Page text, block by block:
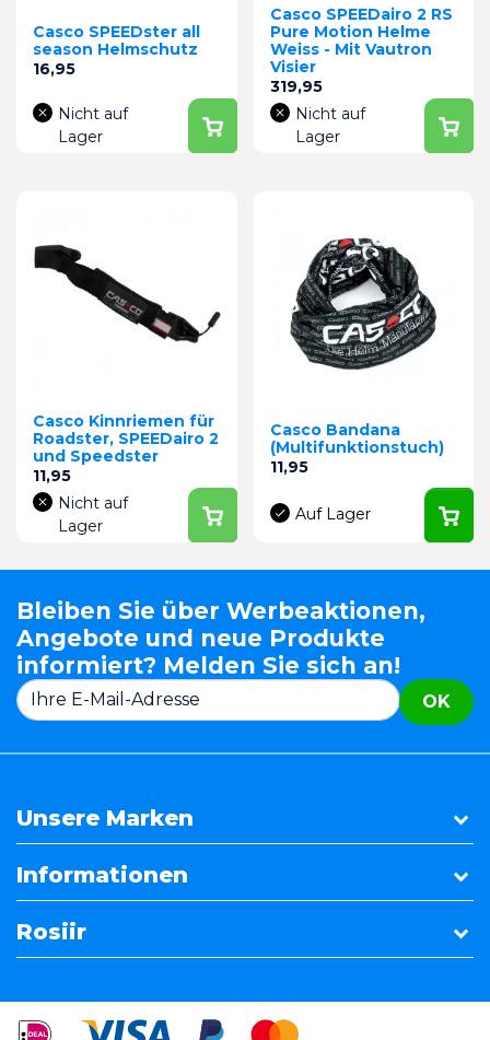
Casco SPEEDster all
season Helmschutz
Preis
16,95
Nicht auf
Lager
Casco SPEEDairo 2 RS
Pure Motion Helme
Weiss - Mit Vautron
Visier
Preis
319,95
Nicht auf
Lager
Casco Kinnriemen für
Roadster, SPEEDairo 2
und Speedster
Preis
11,95
Nicht auf
Lager
Casco Bandana
(Multifunktionstuch)
Preis
11,95
Auf Lager
Bleiben Sie über Werbeaktionen,
Angebote und neue Produkte
informiert? Melden Sie sich an!
OK
Unsere Marken
Informationen
Rosiir